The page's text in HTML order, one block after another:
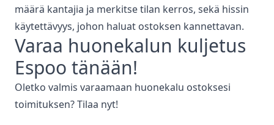
määrä kantajia ja merkitse tilan kerros, sekä hissin
käytettävyys, johon haluat ostoksen kannettavan.
Varaa huonekalun kuljetus
Espoo tänään!
Oletko valmis varaamaan huonekalu ostoksesi
toimituksen? Tilaa nyt!